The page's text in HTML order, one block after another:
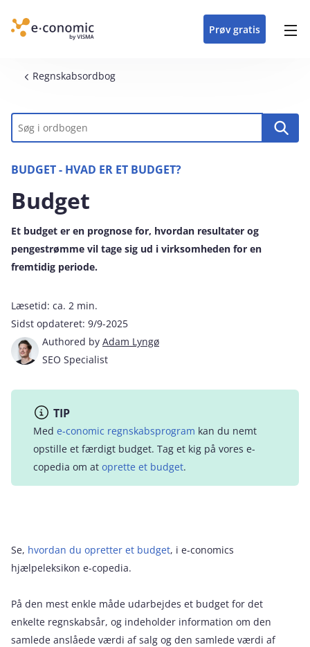
Header top menu
Prøv gratis
skræddersyet løsning
til din branche
e‑conomic
alle funktioner i
e‑conomic
e‑conomic
skræddersyede kurser
til administratorer
forhandler kan styrke
og vækste din
Brødkrumme
Regnskabsordbog
Nøgleord
BUDGET - HVAD ER ET BUDGET?
Budget
Et budget er en prognose for, hvordan resultater og
pengestrømme vil tage sig ud i virksomheden for en
fremtidig periode.
Læsetid: ca. 2 min.
Sidst opdateret: 9/9-2025
Authored by Adam Lyngø
SEO Specialist
TIP
Med e‑conomic regnskabsprogram kan du nemt
opstille et færdigt budget. Tag et kig på vores e-
copedia om at oprette et budget.
Se, hvordan du opretter et budget, i e‑conomics
hjælpeleksikon e-copedia.
På den mest enkle måde udarbejdes et budget for det
enkelte regnskabsår, og indeholder information om den
samlede anslåede værdi af salg og den samlede værdi af